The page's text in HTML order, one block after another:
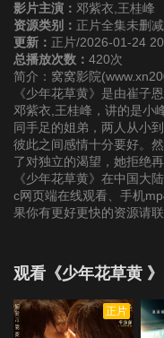
影片主演： 邓紫衣,王桂峰
资源类别： 正片全集未删减
更新： 正片/2026-01-24
总播放次数： 420次
简介：窝窝影院
《少年花草黄》是由崔子
邓紫衣,王桂峰，讲的是小
同手足的姐弟，两人从小
彼此之间感情十分要好。
了对独立的渴望，她拒绝
《少年花草黄》在中国大
c网页端在线观看、手机
果你有更好更快的资源请联
观看《少年花草黄
正片